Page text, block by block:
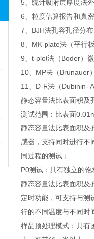
5、统计吸附层厚度法
6、粒度估算报告和真
7、BJH法孔容孔径分
8、MK-plate法（平行
9、t-plot法（Boder）
10、MP法（Brunauer
11、D-R法（Dubinin-
静态容量法比表面积及
测试范围：比表面
静态容量法比表面积及
感器，支持同时进行不
同过程的测试；
P0测试：具有独立的
静态容量法比表面积及
定时功能，可支持与测
行的不同温度与不同时
样品预处理模式：具有